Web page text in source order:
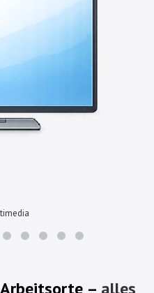
– alles